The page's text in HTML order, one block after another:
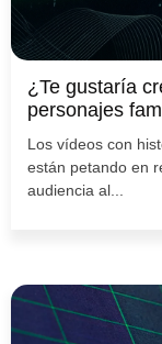
¿Te gustaría
personajes
Los vídeos con
están petando en
audiencia al...